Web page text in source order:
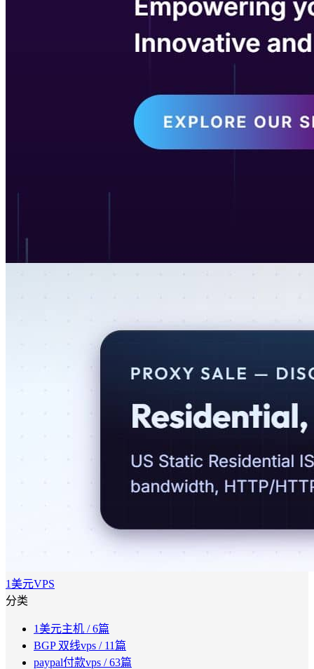
1美元VPS
分类
1美元主机 / 6篇
BGP 双线vps / 11篇
paypal付款vps / 63篇